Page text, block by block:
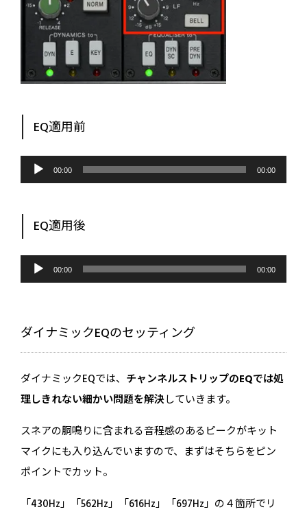
EQ適用前
音
プ
ヤ
00:00 00:00
EQ適用後
音
プ
00:00 00:00
ダイナミックEQのセッティング
ダイナミックEQでは、 チャンネルストリップのEQでは処
理しきれない細かい問題を解決していきます。
スネアの胴鳴りに含まれる音程感のあるピークがキット
マイクにも入り込んでいますので、まずはそちらをピン
ポイントでカット。
「430Hz」「562Hz」「616Hz」「697Hz」の４箇所でリ